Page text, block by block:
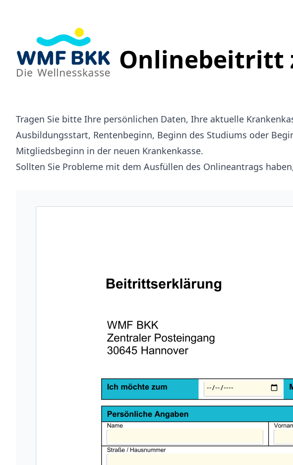
Onlinebeitritt
Tragen Sie bitte Ihre persönlichen Daten, Ihre aktuelle
Ausbildungsstart, Rentenbeginn, Beginn des Studiums oder
Mitgliedsbeginn in der neuen Krankenkasse.
Sollten Sie Probleme mit dem Ausfüllen des Onlineantrags